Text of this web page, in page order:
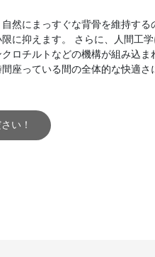
然にまっすぐな背骨を維持す
に抑えます。 さらに、人間工
ロチルトなどの機構が組み込
座っている間の全体的な快適さ
い！